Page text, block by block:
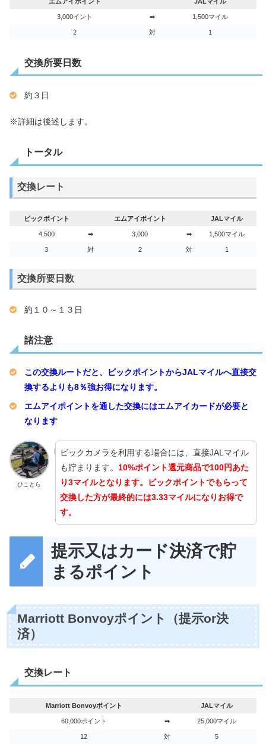
3,000イント ➡ 1,500マイル
2 対 1
交換所要日数
約３日
※詳細は後述します。
トータル
交換レート
ビックポイント エムアイポイント JALマイル
4,500 ➡ 3,000 ➡ 1,500マイル
3 対 2 対 1
交換所要日数
約１０～１３日
諸注意
この交換ルートだと、ビックポイントからJALマイルへ直接交
換するよりも8％強お得になります。
エムアイポイントを通した交換にはエムアイカードが必要と
なります
ひことら
ビックカメラを利用する場合には、直接JALマイル
も貯まります。 10%ポイント還元商品で100円あた
り3マイルとなります。ビックポイントでもらって
交換した方が最終的には3.33マイルになりお得で
す。
提示又はカード決済で貯
まるポイント
Marriott Bonvoyポイント（提示or決
済）
交換レート
Marriott Bonvoyポイント JALマイル
60,000ポイント ➡ 25,000マイル
12 対 5